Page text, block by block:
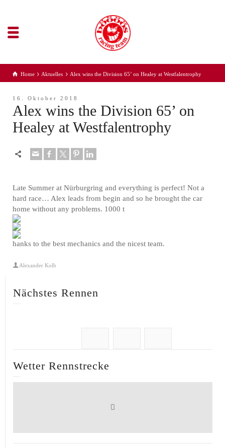
Home Aktuelles Alex wins the Division 65’ on Healey at Westfalentrophy
16. Oktober 2018
Alex wins the Division 65’ on
Healey at Westfalentrophy
Late Summer at Nürburgring and everything is perfect! Not a
hard race… Alex leads from begin and so he brought the car
home without any problems. 1000 t
hanks to the best mechanics and the nicest team.
Alexander Kolb
Nächstes Rennen
Wetter Rennstrecke